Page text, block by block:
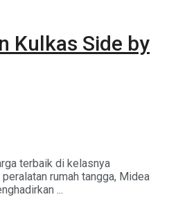
Kulkas Side by
terbaik di kelasnya
rumah tangga, Midea
...